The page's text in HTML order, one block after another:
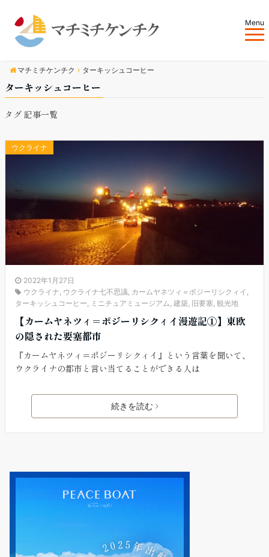
Menu
マチミチケンチク ターキッシュコーヒー
ターキッシュコーヒー
タグ 記事一覧
ウクライナ
2022年1月27日
ウクライナ, ウクライナ七不思議, カームヤネツィ＝ポジーリシクィイ ,
ターキッシュコーヒー, ミニチュアミュージアム, 建築, 旧要塞, 観光地
【カームヤネツィ＝ポジーリシクィイ漫遊記①】東欧
の隠された要塞都市
『カームヤネツィ＝ポジーリシクィイ』という言葉を聞いて、
ウクライナの都市と言い当てることができる人は
続きを読む